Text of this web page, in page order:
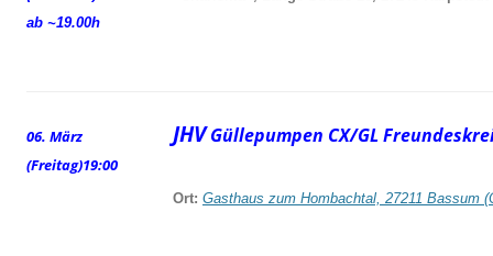
ab ~19.00h
06. März
(Freitag)19:00
JHV Güllepumpen CX/GL
Ort: Gasthaus zum Hombachtal, 27211 Bassum